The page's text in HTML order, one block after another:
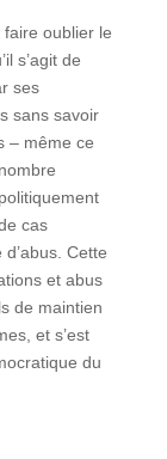
oublier le
s’agit de
ses
sans savoir
– même ce
cas
Cette
et abus
de maintien
et s’est
du